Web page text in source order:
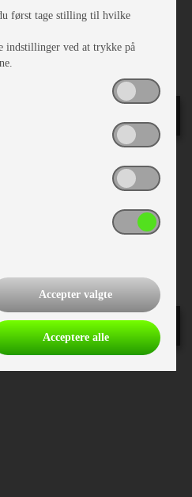
& Magasiner
først tage stilling til hvilke
indstillinger ved at trykke på
Accepter valgte
Acceptere alle